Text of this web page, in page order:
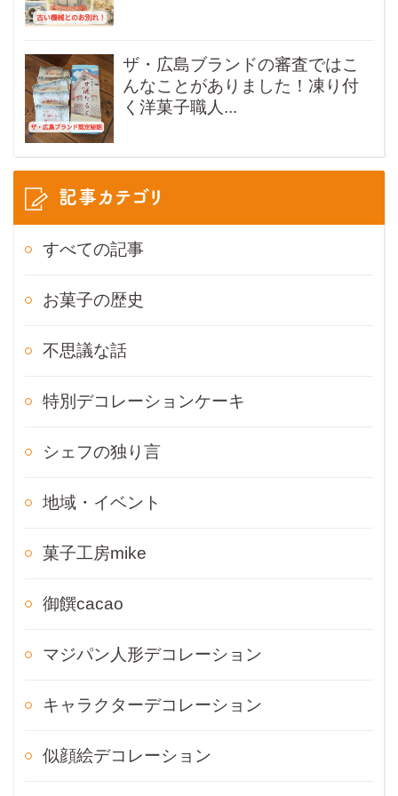
ザ・広島ブランドの審査ではこ
んなことがありました！凍り付
く洋菓子職人...
記事カテゴリ
すべての記事
お菓子の歴史
不思議な話
特別デコレーションケーキ
シェフの独り言
地域・イベント
菓子工房mike
御饌cacao
マジパン人形デコレーション
キャラクターデコレーション
似顔絵デコレーション